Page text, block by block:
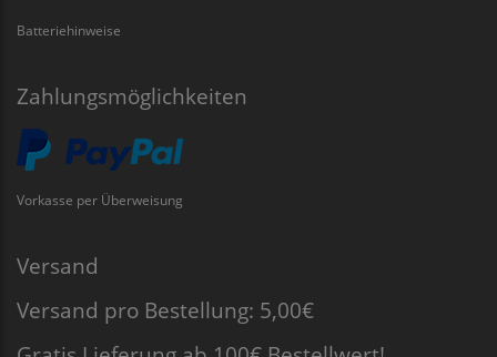
Batteriehinweise
Zahlungsmöglichkeiten
Vorkasse per Überweisung
Versand
Versand pro Bestellung: 5,00€